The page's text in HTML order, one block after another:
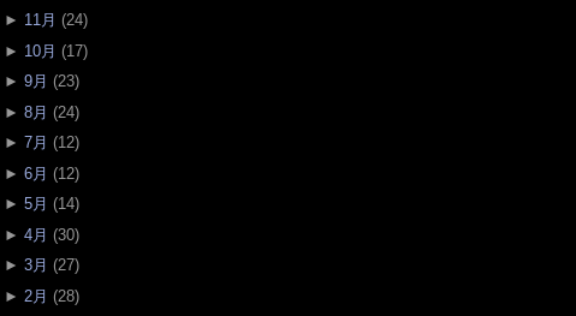
► 11月 (24)
► 10月 (17)
► 9月 (23)
► 8月 (24)
► 7月 (12)
► 6月 (12)
► 5月 (14)
► 4月 (30)
► 3月 (27)
► 2月 (28)